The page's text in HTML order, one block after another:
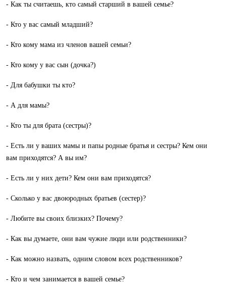
- Как ты считаешь, кто самый старший в вашей семье?
- Кто у вас самый младший?
- Кто кому мама из членов вашей семьи?
- Кто кому у вас сын (дочка?)
- Для бабушки ты кто?
- А для мамы?
- Кто ты для брата (сестры)?
- Есть ли у ваших мамы и папы родные братья и сестры? Кем они
вам приходятся? А вы им?
- Есть ли у них дети? Кем они вам приходятся?
- Сколько у вас двоюродных братьев (сестер)?
- Любите вы своих близких? Почему?
- Как вы думаете, они вам чужие люди или родственники?
- Как можно назвать, одним словом всех родственников?
- Кто и чем занимается в вашей семье?